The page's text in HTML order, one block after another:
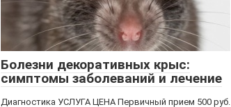
Болезни декоративных крыс:
симптомы заболеваний и лечение
Диагностика УСЛУГА ЦЕНА Первичный прием 500 руб.